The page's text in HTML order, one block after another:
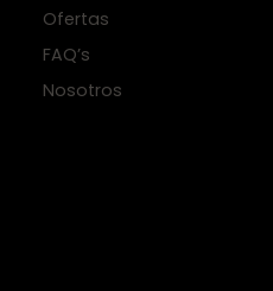
Ofertas
FAQ’s
Nosotros